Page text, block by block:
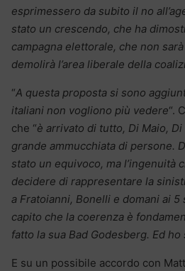
esprimessero da subito il no
stato un crescendo, che ha
campagna elettorale, che non
demolirà l’area liberale della
“A questa proposta si sono
italiani non vogliono più vedere“.
che “è arrivato di tutto, Di Maio,
grande ammucchiata di persone.
stato un equivoco, ma l’ingenuità
decidere di rappresentare la
a Fratoianni, Bonelli e domani ai
capito che la coerenza è
fatto la sua Bad Godesberg. Ed ho
E su un possibile accordo con